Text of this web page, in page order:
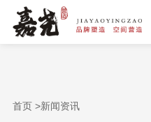
首页 >新闻资讯